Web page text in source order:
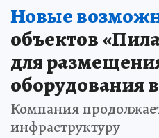
Новые
объектов
для
оборудования
Компания
инфраструктуру